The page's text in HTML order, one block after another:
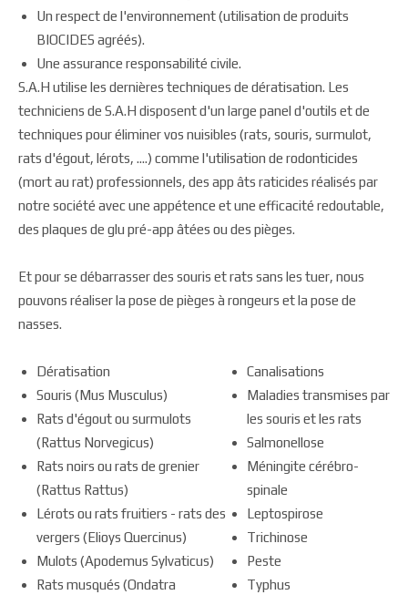
Un respect de l'environnement (utilisation de produits
BIOCIDES agréés).
Une assurance responsabilité civile.
S.A.H utilise les dernières techniques de dératisation. Les
techniciens de S.A.H disposent d'un large panel d'outils et de
techniques pour éliminer vos nuisibles (rats, souris, surmulot,
rats d'égout, lérots, ....) comme l'utilisation de rodonticides
(mort au rat) professionnels, des app âts raticides réalisés par
notre société avec une appétence et une efficacité redoutable,
des plaques de glu pré-app âtées ou des pièges.
Et pour se débarrasser des souris et rats sans les tuer, nous
pouvons réaliser la pose de pièges à rongeurs et la pose de
nasses.
Dératisation
Souris (Mus Musculus)
Rats d'égout ou surmulots
(Rattus Norvegicus)
Rats noirs ou rats de grenier
(Rattus Rattus)
Lérots ou rats fruitiers - rats des
vergers (Elioys Quercinus)
Mulots (Apodemus Sylvaticus)
Rats musqués (Ondatra
Canalisations
Maladies transmises par
les souris et les rats
Salmonellose
Méningite cérébro-
spinale
Leptospirose
Trichinose
Peste
Typhus